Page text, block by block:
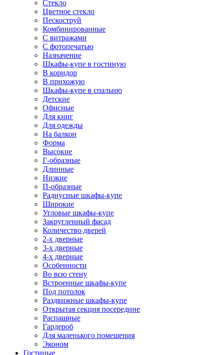
Стекло
Цветное стекло
Пескоструй
Комбинированные
С витражами
С фотопечатью
Назначение
Шкафы-купе в гостиную
В коридор
В прихожую
Шкафы-купе в спальню
Детские
Офисные
Для книг
Для одежды
На балкон
Форма
Высокие
Г-образные
Длинные
Низкие
П-образные
Радиусные шкафы-купе
Широкие
Угловые шкафы-купе
Закругленный фасад
Количество дверей
2-х дверные
3-х дверные
4-х дверные
Особенности
Во всю стену
Встроенные шкафы-купе
Под потолок
Раздвижные шкафы-купе
Открытая секция посередине
Распашные
Гардероб
Для маленького помещения
Эконом
Гостиные